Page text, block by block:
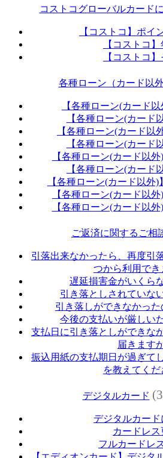
コストコグローバルカード
【コストコ】ポイ
【コストコ
【コストコ
各種ローン（カード以外
【各種ローン(カード
【各種ローン(カード
【各種ローン(カード以
【各種ローン(カード
【各種ローン(カード以
【各種ローン(カード
【各種ローン(カード以外
【各種ローン(カード以
【各種ローン(カード以
ご返済に関するご相
引落出来なかったら、再度引
つから利用でき
遅延損害金がいくら
引き落としされていな
引き落しができなかっ
今後の支払いが厳しい
支払日に引き落としができな
届きます
振込用紙の支払期日が過ぎて
を教えてくだ
デジタルカード
デジタルカード
カードレス
フルカードレ